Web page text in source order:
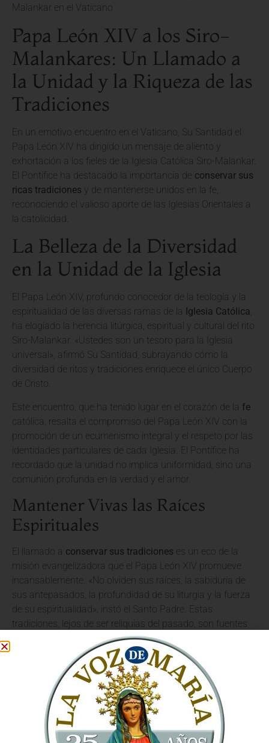
Papa León XIV a los Siro-
Malankares: Un Llamado a
la Unidad y la Riqueza de las
Tradiciones
En un emotivo encuentro en el Vaticano, Su Santidad el
Papa León XIV ha dirigido un mensaje de aliento y
exhortación a los fieles de la Iglesia Católica Siro-Malankar.
El Pontífice ha destacado la importancia de conservar sus
ricas tradiciones y de mantenerse unidos en la fe,
reconociendo el valioso aporte de las Iglesias Orientales a
la catolicidad.
La Belleza de la Diversidad
en la Unidad de la Iglesia
El Papa León XIV, profundo conocedor de la teología y la
espiritualidad de las diversas ramas de la Iglesia Católica,
ha elogiado la herencia litúrgica, espiritual y cultural del rito
Siro-Malankar. «Ustedes son un tesoro para la Iglesia
universal», afirmó Su Santidad, subrayando cómo la
diversidad de ritos y tradiciones enriquece el único Cuerpo
de Cristo.
Este encuentro, que ha tenido lugar en el corazón de la fe
católica, resalta el compromiso del Papa León XIV con la
promoción de un ecumenismo integral y el respeto por las
identidades particulares de cada Iglesia. El Pontífice ha
recordado que la unidad no implica uniformidad, sino una
comunión profunda en la verdad y el amor.
Mantener Vivas las Raíces
Espirituales
El llamado a conservar sus tradiciones es un eco de la
misión evangelizadora que el Papa León XIV promueve
incansablemente. «No olviden sus raíces, la sabiduría de
sus antepasados, la profundidad de su liturgia y la fuerza
de su espiritualidad», instó el Santo Padre. Estas
tradiciones, lejos de ser reliquias del pasado, son fuentes
vivas de gracia y guías para la vida cristiana en el
El Pontífice ha enfatizado que la fidelidad a la propia
identidad es un pilar fundamental para una
evangelizaciónauténtica y vibrante. Las comunidades
Siro-Malankares, al vivir y transmitir su patrimonio
espiritual, se convierten en testigos elocuentes de la